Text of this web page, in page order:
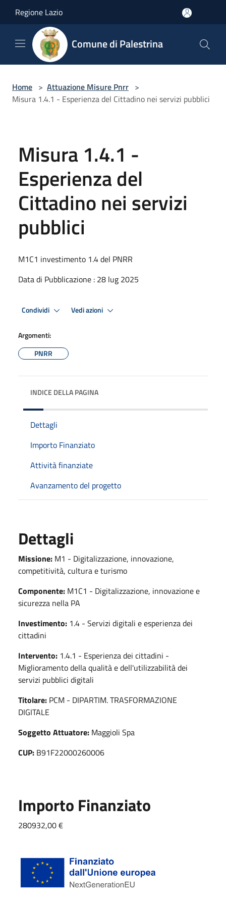
Regione Lazio
Comune di Palestrina
Home > Attuazione Misure Pnrr >
Misura 1.4.1 - Esperienza del Cittadino nei servizi pubblici
Misura 1.4.1 -
Esperienza del
Cittadino nei servizi
pubblici
M1C1 investimento 1.4 del PNRR
Data di Pubblicazione : 28 lug 2025
Condividi Vedi azioni
Argomenti:
PNRR
INDICE DELLA PAGINA
Dettagli
Importo Finanziato
Attività finanziate
Avanzamento del progetto
Dettagli
Missione: M1 - Digitalizzazione, innovazione,
competitività, cultura e turismo
Componente: M1C1 - Digitalizzazione, innovazione e
sicurezza nella PA
Investimento: 1.4 - Servizi digitali e esperienza dei
cittadini
Intervento: 1.4.1 - Esperienza dei cittadini -
Miglioramento della qualità e dell'utilizzabilità dei
servizi pubblici digitali
Titolare: PCM - DIPARTIM. TRASFORMAZIONE
DIGITALE
Soggetto Attuatore: Maggioli Spa
CUP: B91F22000260006
Importo Finanziato
280932,00 €